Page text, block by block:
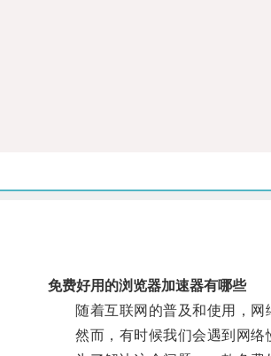
免费好用的浏览器加速器有哪些
随着互联网的普及和使用，网
然而，有时候我们会遇到网络